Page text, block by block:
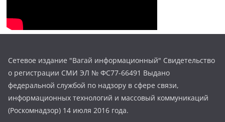
Сетевое издание "Вагай информационный" Свидетельство
о регистрации СМИ ЭЛ № ФС77-66491 Выдано
федеральной службой по надзору в сфере связи,
информационных технологий и массовый коммуникаций
(Роскомнадзор) 14 июля 2016 года.